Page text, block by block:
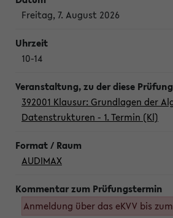
Freitag, 7. August 2026
10-14
392001 Klausur: Grundlagen der
Datenstrukturen - 1. Termin (Kl)
AUDIMAX
Anmeldung über das eKVV bis